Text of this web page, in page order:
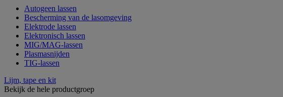
Autogeen lassen
Bescherming van de lasomgeving
Elektrode lassen
Elektronisch lassen
MIG/MAG-lassen
Plasmasnijden
TIG-lassen
Lijm, tape en kit
Bekijk de hele productgroep